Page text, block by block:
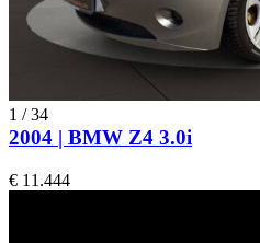
1 /34
2004 | BMW Z4 3.0i
€ 11.444